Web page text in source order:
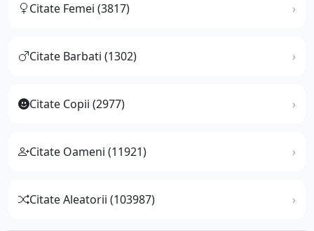
Citate Femei (3817)
Citate Barbati (1302)
Citate Copii (2977)
Citate Oameni (11921)
Citate Aleatorii (103987)